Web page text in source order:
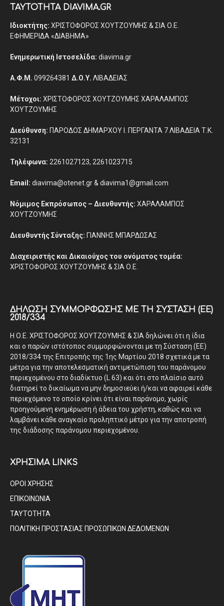
ΤΑΥΤΟΤΗΤΑ DIAVIMA.GR
Ιδιοκτήτης: ΧΡΙΣΤΟΦΟΡΟΣ ΧΟΥΤΖΟΥΜΗΣ & ΣΙΑ Ο.Ε.
ΕΦΗΜΕΡΙΔΑ «ΔΙΑΒΗΜΑ»
Ενημερωτική Ιστοσελίδα: diavima.gr
Α.Φ.Μ. 099264381 Δ.Ο.Υ. ΛΙΒΑΔΕΙΑΣ
Μέτοχοι: ΧΡΙΣΤΟΦΟΡΟΣ ΧΟΥΤΖΟΥΜΗΣ ΧΑΡΑΛΑΜΠΟΣ
ΧΟΥΤΖΟΥΜΗΣ
Διεύθυνση: ΠΑΡΟΔΟΣ ΔΗΜΑΡΧΟΥ Ι. ΠΕΡΓΑΝΤΑ 7 ΛΙΒΑΔΕΙΑ Τ.Κ.
32131
Τηλέφωνα: 2261027123, 2261023715
Email: diavima@otenet.gr & diavima1@gmail.com
Νόμιμος Εκπρόσωπος – Διευθυντής: ΧΑΡΑΛΑΜΠΟΣ
ΧΟΥΤΖΟΥΜΗΣ
Διευθυντής Σύνταξης: ΓΙΑΝΝΗΣ ΜΠΑΡΔΩΣΑΣ
Διαχειριστής και Δικαιούχος του ονόματος τομέα:
ΧΡΙΣΤΟΦΟΡΟΣ ΧΟΥΤΖΟΥΜΗΣ & ΣΙΑ Ο.Ε.
ΔΉΛΩΣΗ ΣΥΜΜΌΡΦΩΣΗΣ ΜΕ ΤΗ ΣΎΣΤΑΣΗ (ΕΕ)
2018/334
Η Ο.Ε. ΧΡΙΣΤΟΦΟΡΟΣ ΧΟΥΤΖΟΥΜΗΣ & ΣΙΑ δηλώνει ότι η ίδια
και ο παρών ιστότοπος συμμορφώνονται με τη Σύσταση (ΕΕ)
2018/334 της Επιτροπής της 1ης Μαρτίου 2018 σχετικά με τα
μέτρα για την αποτελεσματική αντιμετώπιση του παράνομου
περιεχομένου στο διαδίκτυο (L 63) και ότι στο πλαίσιο αυτό
διατηρεί το δικαίωμα να μην δημοσιεύει ή/και να αφαιρεί κάθε
περιεχόμενο το οποίο κρίνει ότι είναι παράνομο, χωρίς
προηγούμενη ενημέρωση ή άδεια του χρήστη, καθώς και να
λαμβάνει κάθε αναγκαίο προληπτικό μέτρο για την αποτροπή
της διάδοσης παράνομου περιεχομένου.
ΧΡΗΣΙΜΑ LINKS
ΟΡΟΙ ΧΡΗΣΗΣ
ΕΠΙΚΟΙΝΩΝΙΑ
ΤΑΥΤΟΤΗΤΑ
ΠΟΛΙΤΙΚΗ ΠΡΟΣΤΑΣΙΑΣ ΠΡΟΣΩΠΙΚΩΝ ΔΕΔΟΜΕΝΩΝ